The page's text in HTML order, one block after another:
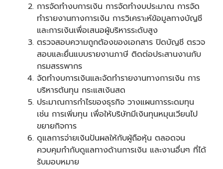
การจัดทำงบการเงิน การจัดทำงบประมาณ การจัด
ทำรายงานทางการเงิน การวิเคราะห์ข้อมูลทางบัญชี
และการเงินเพื่อเสนอผู้บริหารระดับสูง
ตรวจสอบความถูกต้องของเอกสาร ปิดบัญชี ตรวจ
สอบและยื่นแบบรายงานภาษี ติดต่อประสานงานกับ
กรมสรรพากร
จัดทำงบการเงินและจัดทำรายงานทางการเงิน การ
บริหารต้นทุน กระแสเงินสด
ประมาณการกำไรของธุรกิจ วางแผนการระดมทุน
เช่น การเพิ่มทุน เพื่อให้บริษัทมีเงินทุนหมุนเวียนไป
ขยายกิจการ
ดูแลการจ่ายเงินปันผลให้กับผู้ถือหุ้น ตลอดจน
ควบคุมกำกับดูแลทางด้านการเงิน และงานอื่นๆ ที่ได้
รับมอบหมาย